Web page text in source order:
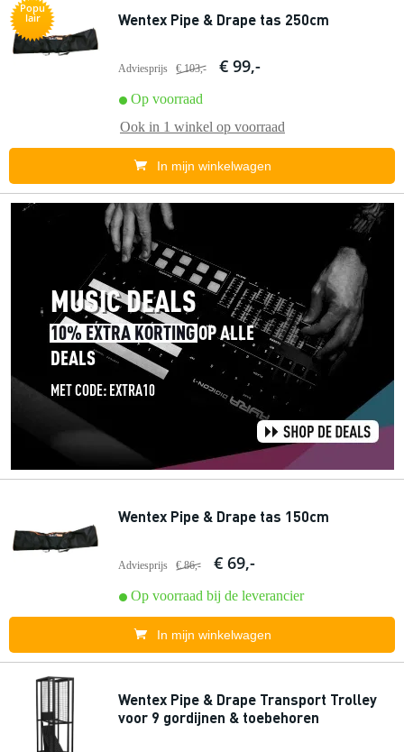
Popu
lair Wentex Pipe & Drape tas 250cm
Adviesprijs € 103,- € 99,-
Op voorraad
Ook in 1 winkel op voorraad
In mijn winkelwagen
Wentex Pipe & Drape tas 150cm
Adviesprijs € 86,- € 69,-
Op voorraad bij de leverancier
In mijn winkelwagen
Wentex Pipe & Drape Transport Trolley
voor 9 gordijnen & toebehoren